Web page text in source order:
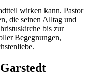
wirken kann. Pastor
die seinen Alltag und
bis zur
Begegnungen,